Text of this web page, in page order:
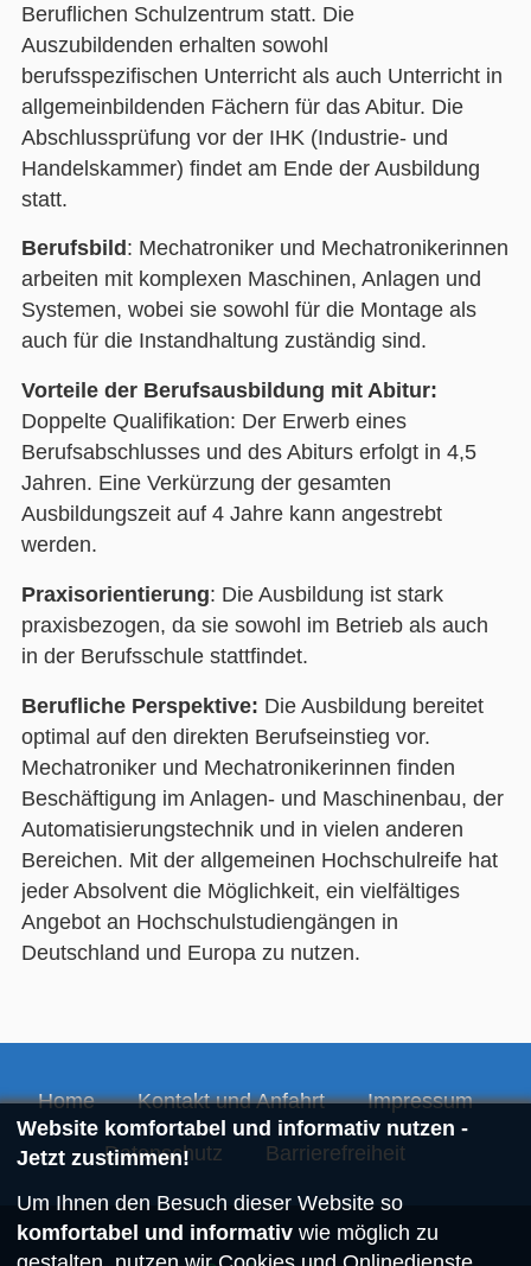
Beruflichen Schulzentrum statt. Die
Auszubildenden erhalten sowohl
berufsspezifischen Unterricht als auch Unterricht in
allgemeinbildenden Fächern für das Abitur. Die
Abschlussprüfung vor der IHK (Industrie- und
Handelskammer) findet am Ende der Ausbildung
statt.
Berufsbild : Mechatroniker und Mechatronikerinnen
arbeiten mit komplexen Maschinen, Anlagen und
Systemen, wobei sie sowohl für die Montage als
auch für die Instandhaltung zuständig sind.
Vorteile der Berufsausbildung mit Abitur:
Doppelte Qualifikation: Der Erwerb eines
Berufsabschlusses und des Abiturs erfolgt in 4,5
Jahren. Eine Verkürzung der gesamten
Ausbildungszeit auf 4 Jahre kann angestrebt
werden.
Praxisorientierung: Die Ausbildung ist stark
praxisbezogen, da sie sowohl im Betrieb als auch
in der Berufsschule stattfindet.
Berufliche Perspektive: Die Ausbildung bereitet
optimal auf den direkten Berufseinstieg vor.
Mechatroniker und Mechatronikerinnen finden
Beschäftigung im Anlagen- und Maschinenbau, der
Automatisierungstechnik und in vielen anderen
Bereichen. Mit der allgemeinen Hochschulreife hat
jeder Absolvent die Möglichkeit, ein vielfältiges
Angebot an Hochschulstudiengängen in
Deutschland und Europa zu nutzen.
Home Kontakt und Anfahrt Impressum
Datenschutz Barrierefreiheit
Website komfortabel und informativ nutzen -
Jetzt zustimmen!
Um Ihnen den Besuch dieser Website so
komfortabel und informativ wie möglich zu